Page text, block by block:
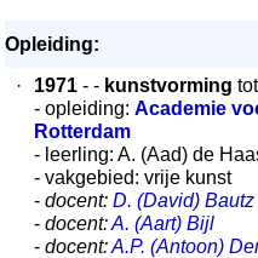
Opleiding:
·
1971 - - kunstvorming
- opleiding: Academie
Rotterdam
- leerling: A. (Aad) de
- vakgebied: vrije kunst
- docent: D. (David) Bautz
- docent:A. (Aart) Bijl
- docent:A.P. (Antoon)